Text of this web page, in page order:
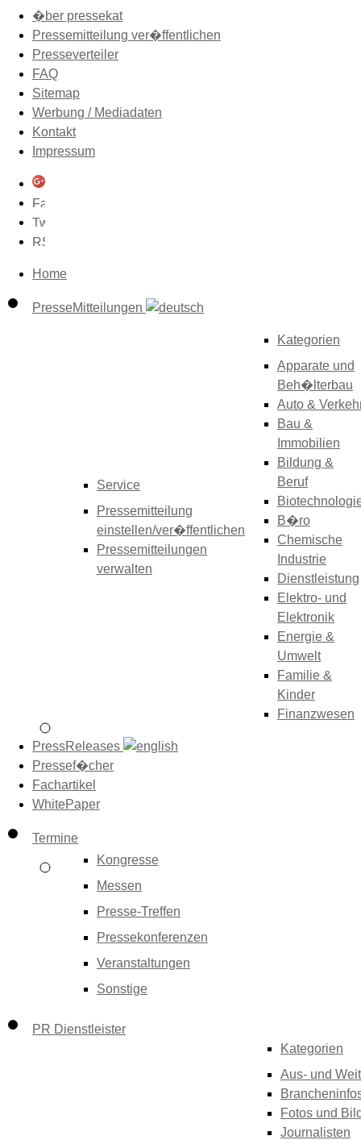
�ber pressekat
Pressemitteilung ver�ffentlichen
Presseverteiler
FAQ
Sitemap
Werbung / Mediadaten
Kontakt
Impressum
Home
PresseMitteilungen
Service
Pressemitteilung
einstellen/ver�ffentlichen
Pressemitteilungen
verwalten
Kategorien
Apparate und
Beh�lterbau
Auto &
Bau &
Immobilien
Bildung &
Beruf
B�ro
Chemische
Industrie
Dienstleistung
Elektro- und
Elektronik
Energie &
Umwelt
Familie &
Kinder
Finanzwesen
PressReleases
Pressef�cher
Fachartikel
WhitePaper
Termine
Kongresse
Messen
Presse-Treffen
Pressekonferenzen
Veranstaltungen
Sonstige
PR Dienstleister
Kategorien
Aus- und
Fotos und
Journalisten